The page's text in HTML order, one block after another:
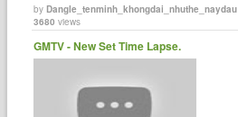
byDangle_tenminh_khongdai_nhuthe_naydau
3680 views
GMTV - New Set Time Lapse.